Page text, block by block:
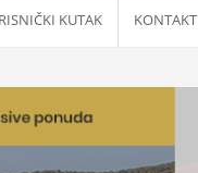
KUTAK KONTAKT